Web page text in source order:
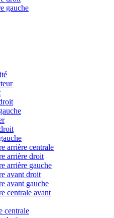
gauche
arrière centrale
arrière droit
arrière gauche
avant droit
avant gauche
centrale avant
centrale